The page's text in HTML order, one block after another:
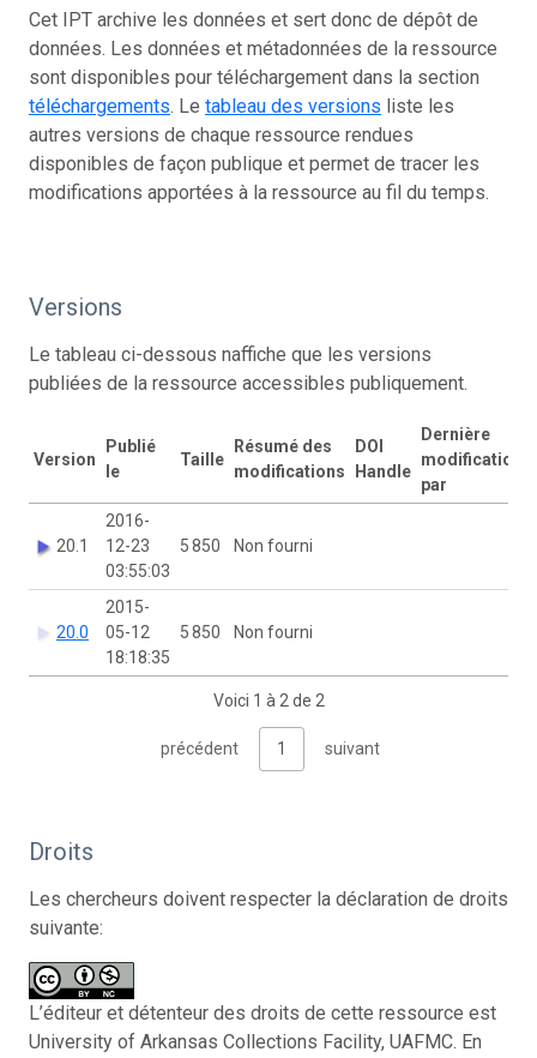
Cet IPT archive les données et sert donc de dépôt de
données. Les données et métadonnées de la ressource
sont disponibles pour téléchargement dans la section
téléchargements. Le tableau des versions liste les
autres versions de chaque ressource rendues
disponibles de façon publique et permet de tracer les
modifications apportées à la ressource au fil du temps.
Versions
Le tableau ci-dessous naffiche que les versions
publiées de la ressource accessibles publiquement.
Version
Publié
le
Taille
Résumé des
modifications
DOI
Handle
Dernière
modification
par
20.1
2016-
12-23
03:55:03
5 850 Non fourni
20.0
2015-
05-12
18:18:35
5 850 Non fourni
Voici 1 à 2 de 2
précédent 1 suivant
Droits
Les chercheurs doivent respecter la déclaration de droits
suivante:
L’éditeur et détenteur des droits de cette ressource est
University of Arkansas Collections Facility, UAFMC. En